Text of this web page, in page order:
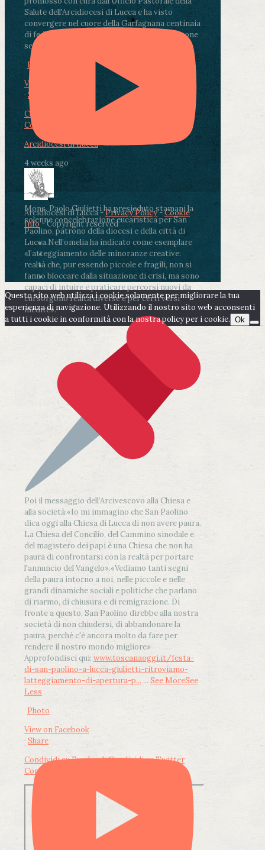
Salute dell'Arcidiocesi di Lucca e ha visto
convergere nel cuore della Garfagnana centinaia
di fedeli, operatori sanitari, volontari e persone
segnate dalla malattia.
Photo
View on Facebook
· Share
Condividi su Facebook
Condividi su LinkedIn
Arcidiocesi di Lucca
4 weeks ago
Mons. Paolo Giulietti ha presieduto stamani la
solenne concelebrazione eucaristica per San
Paolino, patrono della diocesi e della città di
Lucca.Nell’omelia ha indicato come esemplare
«l’atteggiamento delle minoranze creative:
realtà che, pur essendo piccole e fragili, non si
fanno bloccare dalla situazione di crisi, ma sono
capaci di intuire e praticare percorsi nuovi da
cui sorgono realtà diverse e per certi versi
inedite».
Poi il messaggio dell’Arcivescovo alla Chiesa e
alla società:«Io mi immagino che San Paolino
dica oggi alla Chiesa di Lucca di non avere paura.
La Chiesa del Concilio, del Cammino sinodale e
del magistero dei papi è una Chiesa che non ha
paura di confrontarsi con la realtà per portare
l'annuncio del Vangelo».«Vediamo tanti segni
della paura intorno a noi, nelle piccole e nelle
grandi dinamiche sociali e politiche che parlano
di riarmo, di chiusura e di remigrazione. Di
fronte a questo, San Paolino direbbe alla nostra
società di non chiudersi, di abbandonare la
paura, perché c'è ancora molto da fare per
rendere il nostro mondo migliore»
Approfondisci qui: www.toscanaoggi.it/festa-
di-san-paolino-a-lucca-giulietti-ritroviamo-
latteggiamento-di-apertura-p... ... See MoreSee
Less
Photo
View on Facebook
· Share
Condividi su FacebookCondividi su Twitter
Condividi su LinkedIn
Arcidiocesi di Lucca -Privacy Policy-Cookie
Info- Copyright reserved
Questo sito web utilizza i cookie solamente per migliorare la tua
esperienza di navigazione. Utilizzando il nostro sito web acconsenti
a tutti i cookie in conformità con la nostra policy per i cookie. Ok